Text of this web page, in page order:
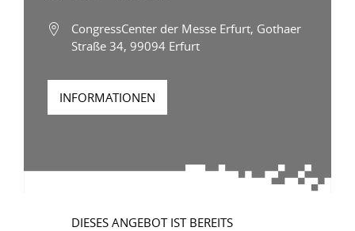
CongressCenter der Messe Erfurt, Gothaer
Straße 34, 99094 Erfurt
INFORMATIONEN
DIESES ANGEBOT IST BEREITS